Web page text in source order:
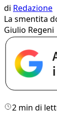
di Redazione
La smentita
Giulio Regeni
2 min di